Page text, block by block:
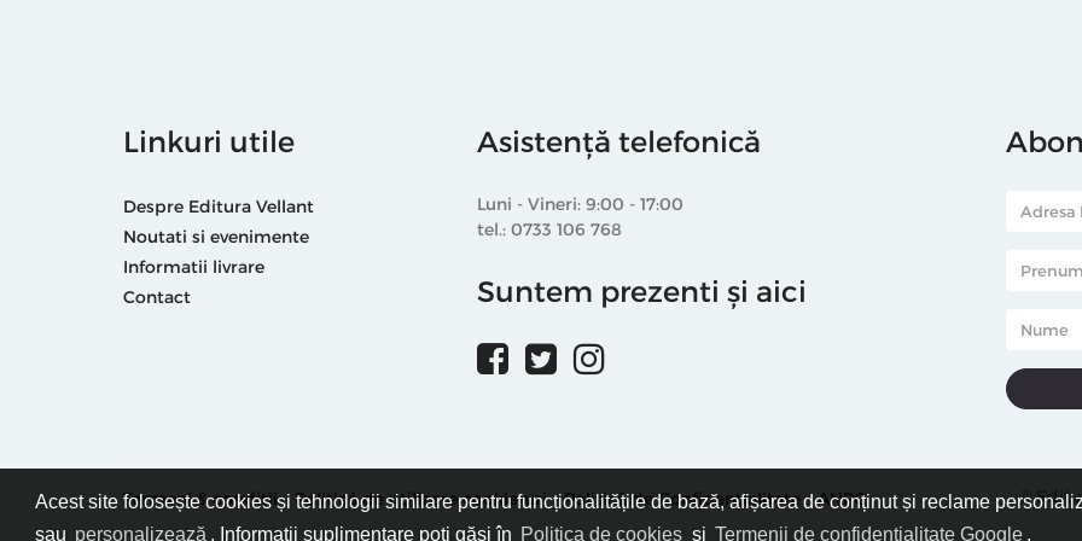
Acest site folosește cookies și tehnologii similare pentru funcționalitățile de bază, afișarea de conținut și reclame
sau personalizează . Informații suplimentare poți găsi în Politica de cookies și Termenii de confidențialitate Google .
Linkuri utile
Despre Editura Vellant
Noutati si evenimente
Informatii livrare
Contact
Asistență telefonică
Luni - Vineri: 9:00 - 17:00
tel.: 0733 106 768
Suntem prezenti și aici
Termeni & condiții Politică de utilizare cookie-uri Politică de Confidențialitate ANPC ©